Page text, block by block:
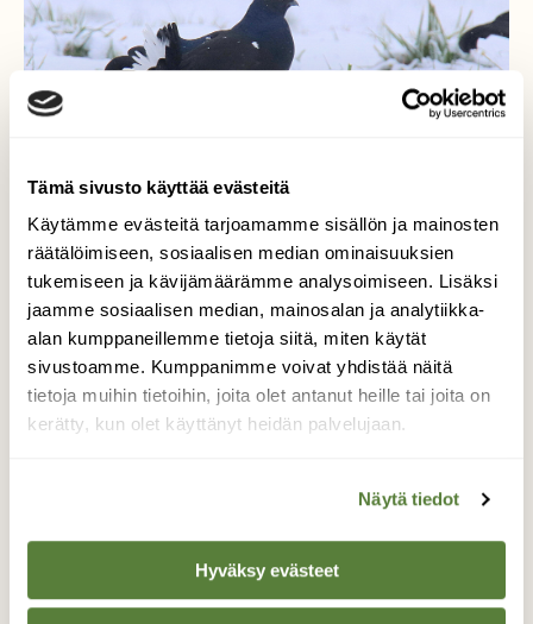
Tämä sivusto käyttää evästeitä
Käytämme evästeitä tarjoamamme sisällön ja mainosten
räätälöimiseen, sosiaalisen median ominaisuuksien
tukemiseen ja kävijämäärämme analysoimiseen. Lisäksi
jaamme sosiaalisen median, mainosalan ja analytiikka-
alan kumppaneillemme tietoja siitä, miten käytät
sivustoamme. Kumppanimme voivat yhdistää näitä
tietoja muihin tietoihin, joita olet antanut heille tai joita on
kerätty, kun olet käyttänyt heidän palvelujaan.
Näytä tiedot
Hyväksy evästeet
Teeri ja uusi lumi
Teerikin on saapunut pellolle ihmettelemään
ensi lunta!
TAKAISIN LISTAAN